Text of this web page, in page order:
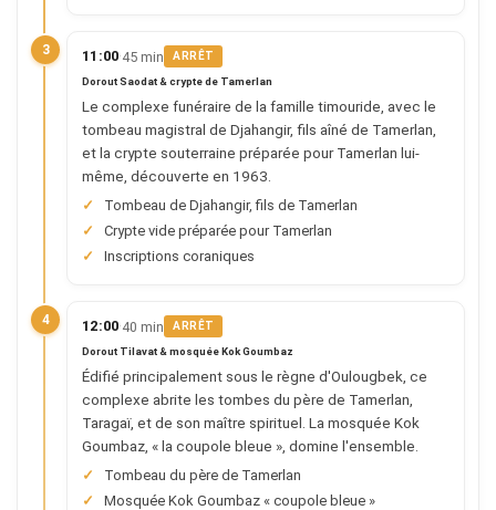
3 11:00·45 min ARRÊT
Dorout Saodat & crypte de Tamerlan
Le complexe funéraire de la famille timouride, avec le
tombeau magistral de Djahangir, fils aîné de Tamerlan,
et la crypte souterraine préparée pour Tamerlan lui-
même, découverte en 1963.
Tombeau de Djahangir, fils de Tamerlan
Crypte vide préparée pour Tamerlan
Inscriptions coraniques
4 12:00·40 min ARRÊT
Dorout Tilavat & mosquée Kok Goumbaz
Édifié principalement sous le règne d'Oulougbek, ce
complexe abrite les tombes du père de Tamerlan,
Taragaï, et de son maître spirituel. La mosquée Kok
Goumbaz, « la coupole bleue », domine l'ensemble.
Tombeau du père de Tamerlan
Mosquée Kok Goumbaz « coupole bleue »